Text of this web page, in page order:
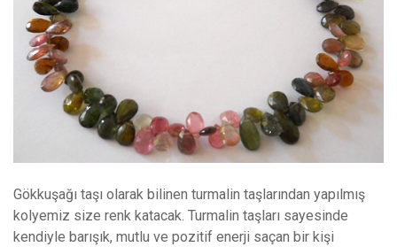
Gökkuşağı taşı olarak bilinen turmalin taşlarından yapılmış
kolyemiz size renk katacak. Turmalin taşları sayesinde
kendiyle barışık, mutlu ve pozitif enerji saçan bir kişi